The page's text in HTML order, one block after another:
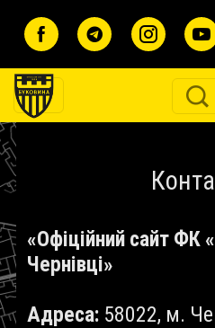
«Офіційний сайт ФК
Чернівці»
Адреса: 58022, м.